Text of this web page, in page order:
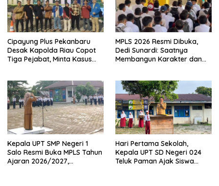
Cipayung Plus Pekanbaru
Desak Kapolda Riau Copot
Tiga Pejabat, Minta Kasus
MPLS 2026 Resmi Dibuka,
Dedi Sunardi: Saatnya
Membangun Karakter dan
Kepala UPT SMP Negeri 1
Salo Resmi Buka MPLS Tahun
Ajaran 2026/2027,
Hari Pertama Sekolah,
Kepala UPT SD Negeri 024
Teluk Paman Ajak Siswa